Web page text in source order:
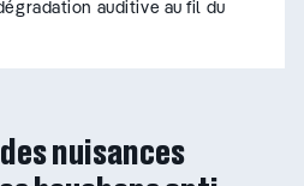
auditive au fil du
nuisances